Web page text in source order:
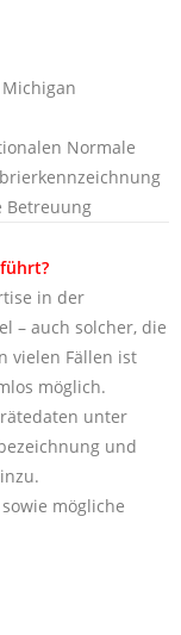
Normale
Betreuung
in der
– auch solcher, die
vielen Fällen ist
möglich.
unter
und
mögliche